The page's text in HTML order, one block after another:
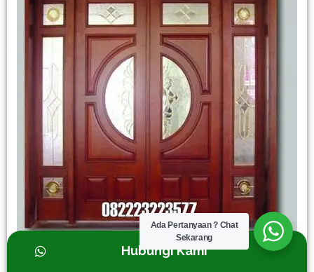
Hubungi Kami
Ada Pertanyaan ? Chat
Sekarang